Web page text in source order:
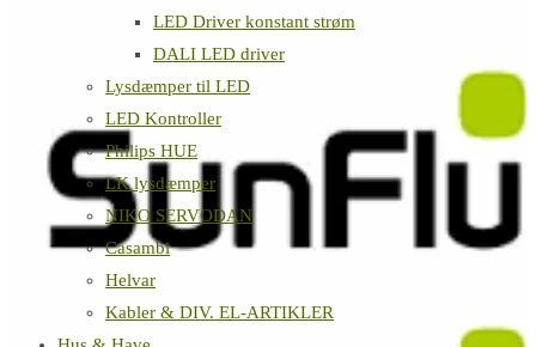
LED Driver konstant strøm
DALI LED driver
Lysdæmper til LED
LED Kontroller
Philips HUE
LK lysdæmper
NIKO SERVODAN
Casambi
Helvar
Kabler & DIV. EL-ARTIKLER